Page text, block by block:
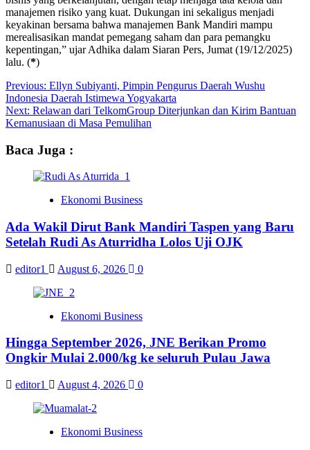
manajemen risiko yang kuat. Dukungan ini sekaligus menjadi
keyakinan bersama bahwa manajemen Bank Mandiri mampu
merealisasikan mandat pemegang saham dan para pemangku
kepentingan,” ujar Adhika dalam Siaran Pers, Jumat (19/12/2025)
lalu. (*)
Post
navigation
Previous: Ellyn Subiyanti, Pimpin Pengurus Daerah Wushu
Indonesia Daerah Istimewa Yogyakarta
Next: Relawan dari TelkomGroup Diterjunkan dan Kirim Bantuan
Kemanusiaan di Masa Pemulihan
Baca Juga :
Ekonomi Business
Ada Wakil Dirut Bank Mandiri Taspen yang Baru
Setelah Rudi As Aturridha Lolos Uji OJK
editor1 August 6, 2026 0
Ekonomi Business
Hingga September 2026, JNE Berikan Promo
Ongkir Mulai 2.000/kg ke seluruh Pulau Jawa
editor1 August 4, 2026 0
Ekonomi Business